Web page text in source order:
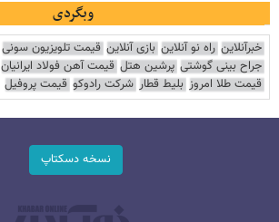
وبگردی
خبرآنلاین راه نو آنلاین بازی آنلاین قیمت تلویزیون سونی
جراح بینی گوشتی پرشین هتل قیمت آهن فولاد ایرانیان
قیمت طلا امروز بلیط قطار شرکت رادوکو قیمت پروفیل
نسخه دسکتاپ